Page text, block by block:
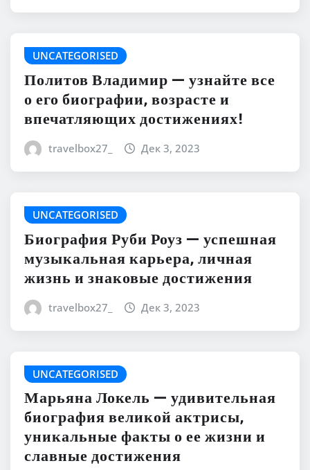
UNCATEGORISED
Политов Владимир — узнайте все
о его биографии, возрасте и
впечатляющих достижениях!
travelbox27_ Дек 3, 2023
UNCATEGORISED
Биография Руби Роуз — успешная
музыкальная карьера, личная
жизнь и знаковые достижения
travelbox27_ Дек 3, 2023
UNCATEGORISED
Марьяна Локель — удивительная
биография великой актрисы,
уникальные факты о ее жизни и
славные достижения